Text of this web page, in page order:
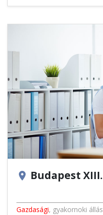
location_on Budapest XIII.
Gazdasági, gyakornoki állás